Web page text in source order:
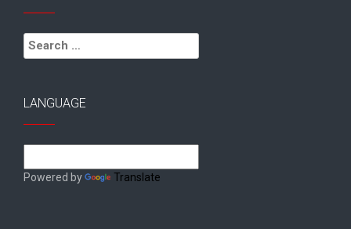
Search
for:
LANGUAGE
Powered by Translate